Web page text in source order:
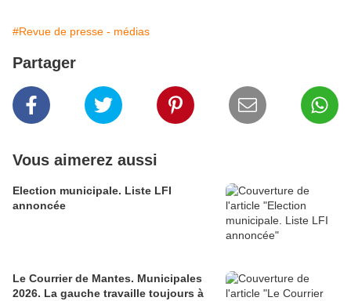
#Revue de presse - médias
Partager
Vous aimerez aussi
Election municipale. Liste LFI
annoncée
Le Courrier de Mantes. Municipales
2026. La gauche travaille toujours à